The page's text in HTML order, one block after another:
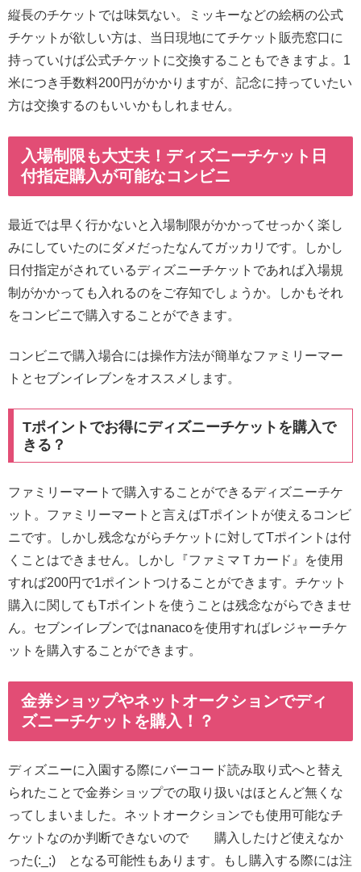
縦長のチケットでは味気ない。ミッキーなどの絵柄の公式
チケットが欲しい方は、当日現地にてチケット販売窓口に
持っていけば公式チケットに交換することもできますよ。1
米につき手数料200円がかかりますが、記念に持っていたい
方は交換するのもいいかもしれません。
入場制限も大丈夫！ディズニーチケット日
付指定購入が可能なコンビニ
最近では早く行かないと入場制限がかかってせっかく楽し
みにしていたのにダメだったなんてガッカリです。しかし
日付指定がされているディズニーチケットであれば入場規
制がかかっても入れるのをご存知でしょうか。しかもそれ
をコンビニで購入することができます。
コンビニで購入場合には操作方法が簡単なファミリーマー
トとセブンイレブンをオススメします。
Tポイントでお得にディズニーチケットを購入で
きる？
ファミリーマートで購入することができるディズニーチケ
ット。ファミリーマートと言えばTポイントが使えるコンビ
ニです。しかし残念ながらチケットに対してTポイントは付
くことはできません。しかし『ファミマＴカード』を使用
すれば200円で1ポイントつけることができます。チケット
購入に関してもTポイントを使うことは残念ながらできませ
ん。セブンイレブンではnanacoを使用すればレジャーチケ
ットを購入することができます。
金券ショップやネットオークションでディ
ズニーチケットを購入！？
ディズニーに入園する際にバーコード読み取り式へと替え
られたことで金券ショップでの取り扱いはほとんど無くな
ってしまいました。ネットオークションでも使用可能なチ
ケットなのか判断できないので 購入したけど使えなか
った(:_;) となる可能性もあります。もし購入する際には注